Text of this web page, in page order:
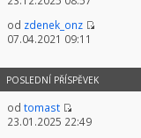
od zdenek_onz
07.04.2021 09:11
POSLEDNÍ PŘÍSPĚVEK
od tomast
23.01.2025 22:49